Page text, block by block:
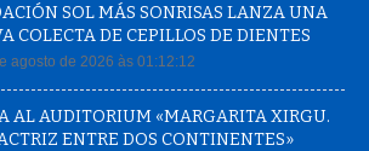
SOL MÁS SONRISAS LANZA UNA
COLECTA DE CEPILLOS DE DIENTES
agosto de 2026 às 01:12:12
AL AUDITORIUM «MARGARITA XIRGU.
ENTRE DOS CONTINENTES»